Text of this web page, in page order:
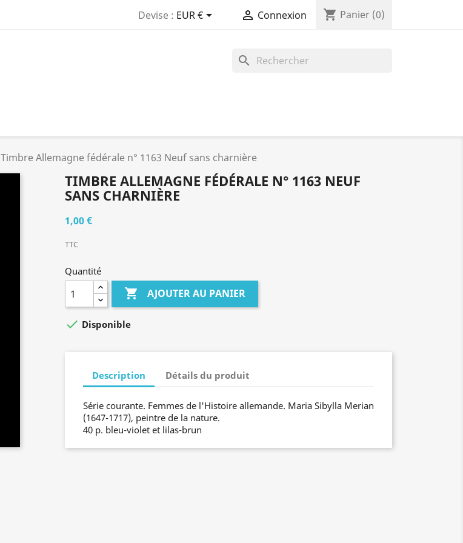
Devise : EUR €  Connexion shopping_cart Panier (0)
search
Timbre Allemagne fédérale n° 1163 Neuf sans charnière
TIMBRE ALLEMAGNE FÉDÉRALE N° 1163 NEUF
SANS CHARNIÈRE
1,00 €
TTC
Quantité
 AJOUTER AU PANIER
 Disponible
Description Détails du produit
Série courante. Femmes de l'Histoire allemande. Maria Sibylla Merian
(1647-1717), peintre de la nature.
40 p. bleu-violet et lilas-brun